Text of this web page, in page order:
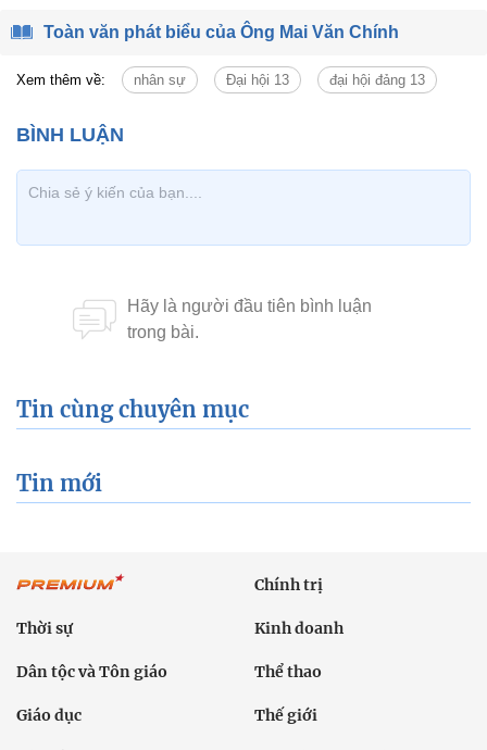
Toàn văn phát biểu của Ông Mai Văn Chính
Xem thêm về: nhân sự Đại hội 13 đại hội đảng 13
Tin cùng chuyên mục
Tin mới
Chính trị
Thời sự Kinh doanh
Dân tộc và Tôn giáo Thể thao
Giáo dục Thế giới